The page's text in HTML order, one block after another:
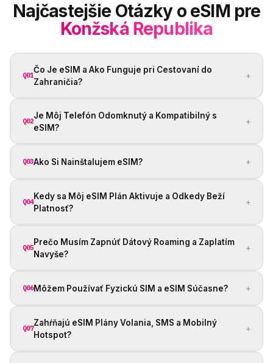
Najčastejšie Otázky o eSIM pre
Konžská Republika
Q01
Čo Je eSIM a Ako Funguje pri Cestovaní do
Zahraničia?
+
Q02
Je Môj Telefón Odomknutý a Kompatibilný s
eSIM?
+
Q03Ako Si Nainštalujem eSIM? +
Q04
Kedy sa Môj eSIM Plán Aktivuje a Odkedy Beží
Platnosť?
+
Q05
Prečo Musím Zapnúť Dátový Roaming a Zaplatím
Navyše?
+
Q06Môžem Používať Fyzickú SIM a eSIM Súčasne? +
Q07
Zahŕňajú eSIM Plány Volania, SMS a Mobilný
Hotspot?
+